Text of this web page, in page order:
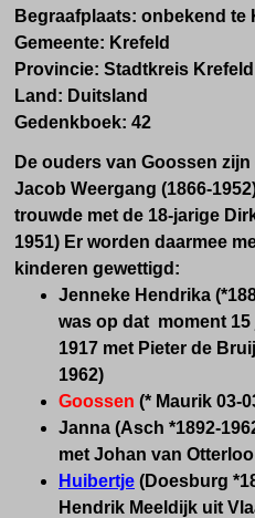
Begraafplaats: onbekend te
Gemeente: Krefeld
Provincie: Stadtkreis Krefeld
Land: Duitsland
Gedenkboek: 42
De ouders van Goossen
Jacob Weergang (1866-
trouwde met de 18-jarige
1951) Er worden daarmee
kinderen gewettigd:
Jenneke Hendrika
was op dat moment 15
1917 met Pieter de
1962)
Goossen (* Maurik 03-
Janna (Asch *1892-
met Johan van Otterloo
Huibertje (Doesburg
Hendrik Meeldijk uit